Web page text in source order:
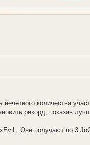
нечетного количества
рекорд, показав
Они получают по 3